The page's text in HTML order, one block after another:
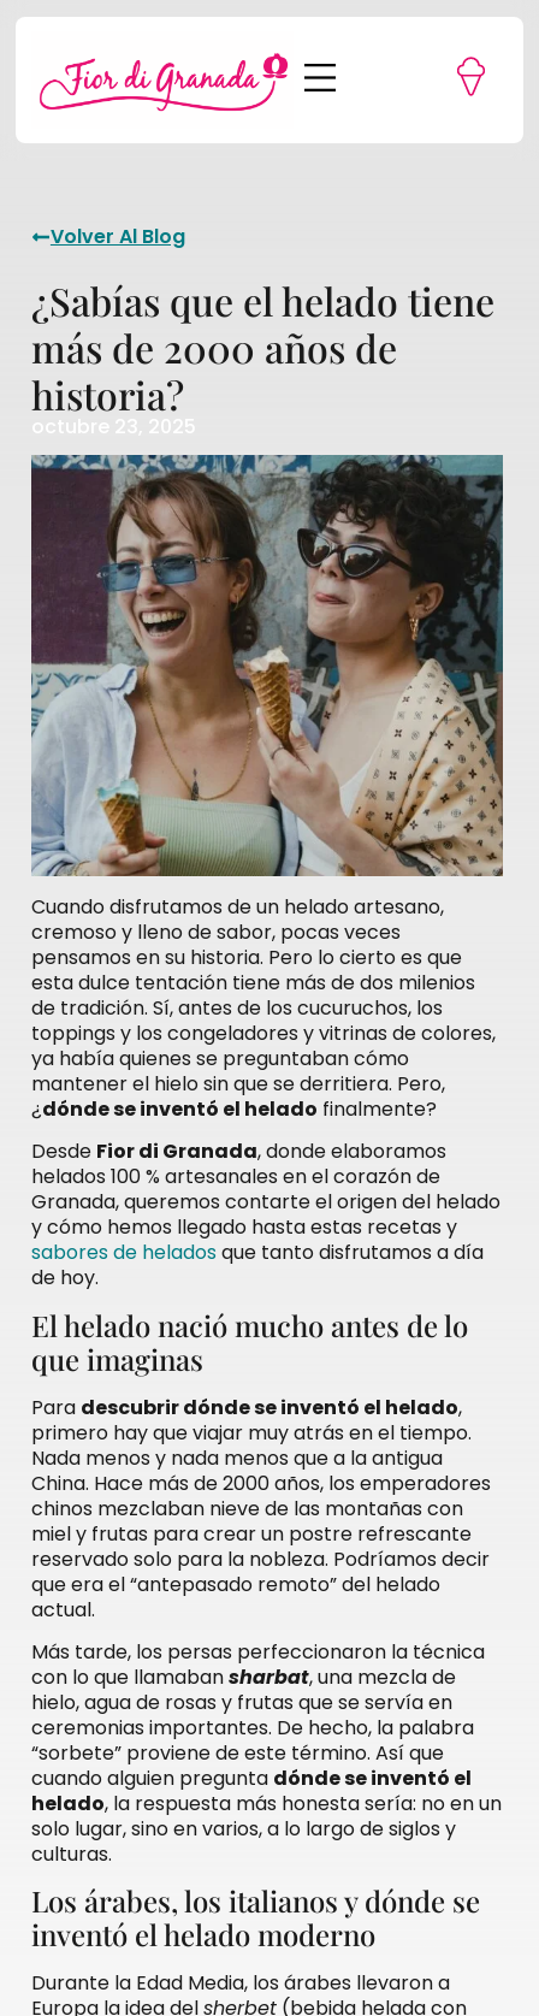
Volver Al Blog
¿Sabías que el helado tiene
más de 2000 años de
historia?
octubre 23, 2025
Cuando disfrutamos de un helado artesano,
cremoso y lleno de sabor, pocas veces
pensamos en su historia. Pero lo cierto es que
esta dulce tentación tiene más de dos milenios
de tradición. Sí, antes de los cucuruchos, los
toppings y los congeladores y vitrinas de colores,
ya había quienes se preguntaban cómo
mantener el hielo sin que se derritiera. Pero,
¿dónde se inventó el helado finalmente?
Desde Fior di Granada, donde elaboramos
helados 100 % artesanales en el corazón de
Granada, queremos contarte el origen del helado
y cómo hemos llegado hasta estas recetas y
sabores de heladosque tanto disfrutamos a día
de hoy.
El helado nació mucho antes de lo
que imaginas
Para descubrir dónde se inventó el helado,
primero hay que viajar muy atrás en el tiempo.
Nada menos y nada menos que a la antigua
China. Hace más de 2000 años, los emperadores
chinos mezclaban nieve de las montañas con
miel y frutas para crear un postre refrescante
reservado solo para la nobleza. Podríamos decir
que era el “antepasado remoto” del helado
actual.
Más tarde, los persas perfeccionaron la técnica
con lo que llamabansharbat, una mezcla de
hielo, agua de rosas y frutas que se servía en
ceremonias importantes. De hecho, la palabra
“sorbete” proviene de este término. Así que
cuando alguien pregunta dónde se inventó el
helado, la respuesta más honesta sería: no en un
solo lugar, sino en varios, a lo largo de siglos y
culturas.
Los árabes, los italianos y dónde se
inventó el helado moderno
Durante la Edad Media, los árabes llevaron a
Europa la idea delsherbet(bebida helada con